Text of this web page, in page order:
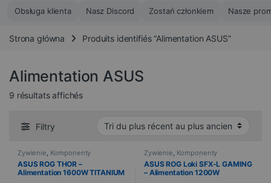
Obsługa klienta Nasz Discord Zostań członkiem Nasze
Strona główna Produits identifiés “Alimentation ASUS”
Alimentation ASUS
9 résultats affichésTrié du plus récent au plus ancien
Filtry
Żywienie, Komponenty
komputerowe,Informatyka
ASUS ROG THOR –
Alimentation 1600W TITANIUM
Żywienie, Komponenty
komputerowe ,Informatyka ,
PROMOTIONS
ASUS ROG Loki SFX-L GAMING
– Alimentation 1200W